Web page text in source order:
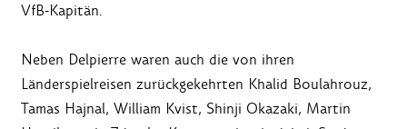
VfB-Kapitän.
Neben Delpierre waren auch die von ihren
Länderspielreisen zurückgekehrten Khalid Boulahrouz,
Tamas Hajnal, William Kvist, Shinji Okazaki, Martin